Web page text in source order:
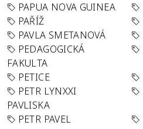
PAPUA NOVA GUINEA
PAŘÍŽ
PAVLA SMETANOVÁ
PEDAGOGICKÁ
FAKULTA
PETICE
PETR LYNXXI
PAVLISKA
PETR PAVEL